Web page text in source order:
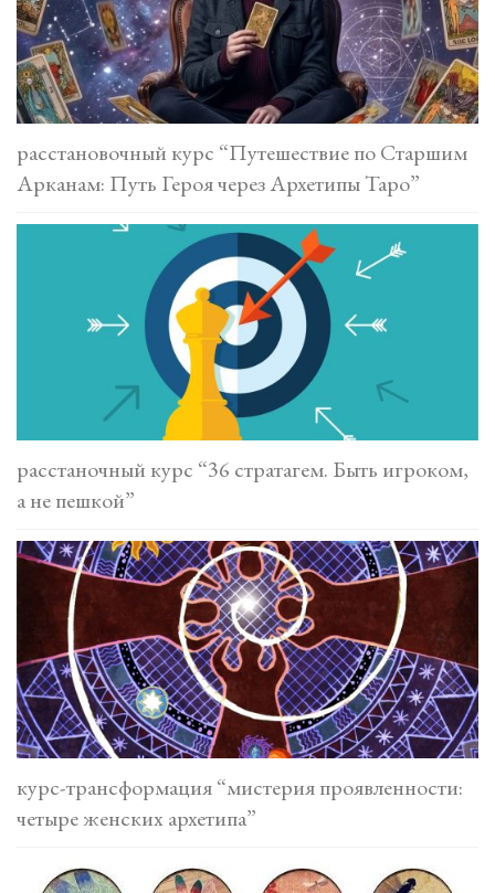
расстановочный курс “Путешествие по Старшим
Арканам: Путь Героя через Архетипы Таро”
расстаночный курс “36 стратагем. Быть игроком,
а не пешкой”
курс-трансформация “мистерия проявленности:
четыре женских архетипа”